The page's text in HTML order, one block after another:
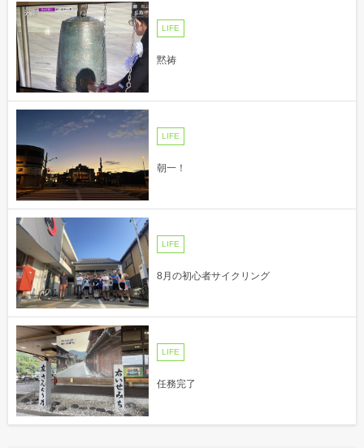
LIFE
黙祷
LIFE
朝一！
LIFE
8月の初心者サイクリング
LIFE
任務完了